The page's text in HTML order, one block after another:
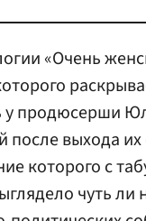
«Очень
у продюсерши
после выхода
которого с
чуть